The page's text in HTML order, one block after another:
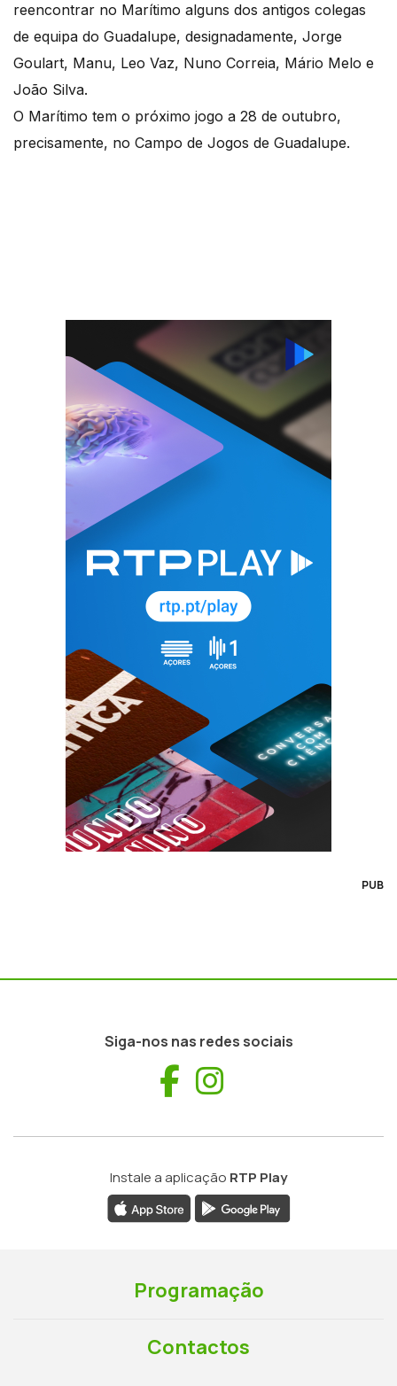
reencontrar no Marítimo alguns dos antigos colegas
de equipa do Guadalupe, designadamente, Jorge
Goulart, Manu, Leo Vaz, Nuno Correia, Mário Melo e
João Silva.
O Marítimo tem o próximo jogo a 28 de outubro,
precisamente, no Campo de Jogos de Guadalupe.
PUB
Siga-nos nas redes sociais
Facebook
Instale a aplicação RTP Play
Programação
Contactos